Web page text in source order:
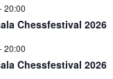
-20:00
Chessfestival 2026
-20:00
Chessfestival 2026